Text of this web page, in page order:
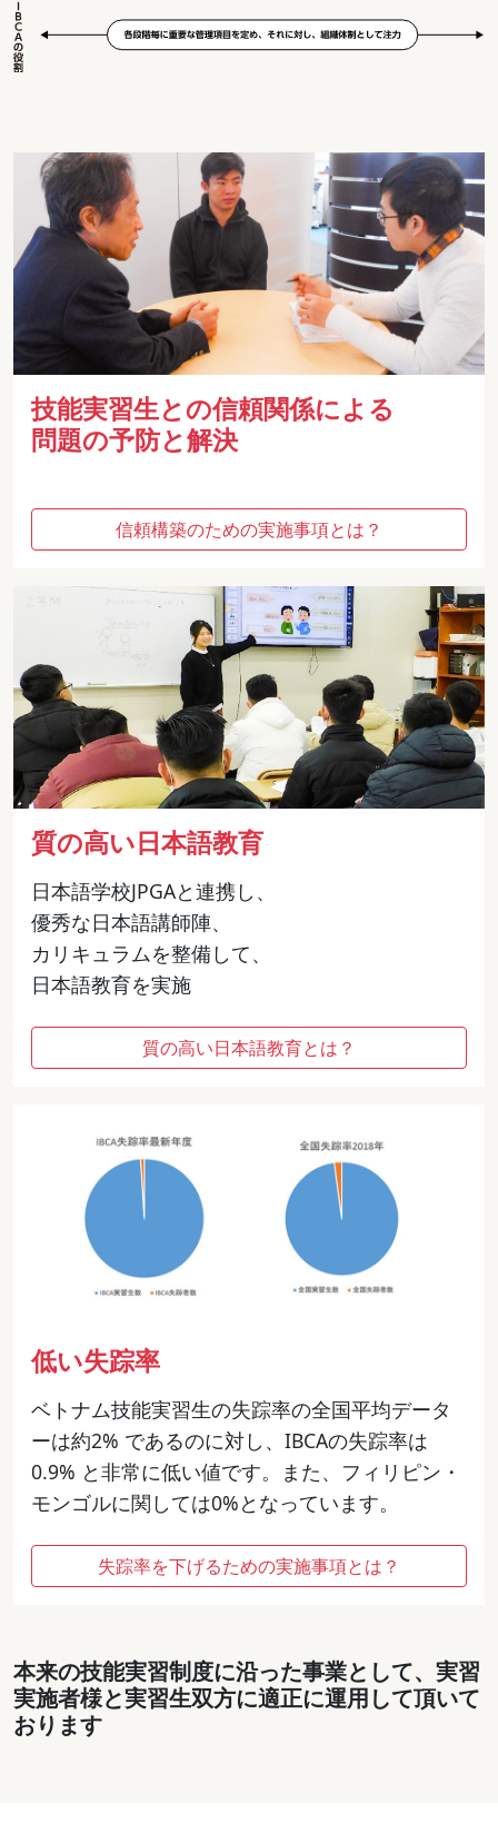
技能実習生との信頼関係による
問題の予防と解決
信頼構築のための実施事項とは？
質の高い日本語教育
日本語学校JPGAと連携し、
優秀な日本語講師陣、
カリキュラムを整備して、
日本語教育を実施
質の高い日本語教育とは？
低い失踪率
ベトナム技能実習生の失踪率の全国平均データ
ーは約2% であるのに対し、IBCAの失踪率は
0.9% と非常に低い値です。また、フィリピン・
モンゴルに関しては0%となっています。
失踪率を下げるための実施事項とは？
本来の技能実習制度に沿った事業として、実習
実施者様と実習生双方に適正に運用して頂いて
おります